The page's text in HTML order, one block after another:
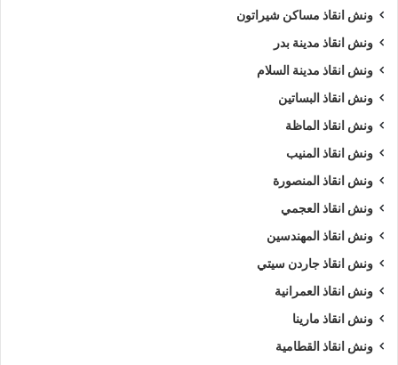
ونش انقاذ مساكن شيراتون
ونش انقاذ مدينة بدر
ونش انقاذ مدينة السلام
ونش انقاذ البساتين
ونش انقاذ الماظة
ونش انقاذ المنيب
ونش انقاذ المنصورة
ونش انقاذ العجمي
ونش انقاذ المهندسين
ونش انقاذ جاردن سيتي
ونش انقاذ العمرانية
ونش انقاذ مارينا
ونش انقاذ القطامية